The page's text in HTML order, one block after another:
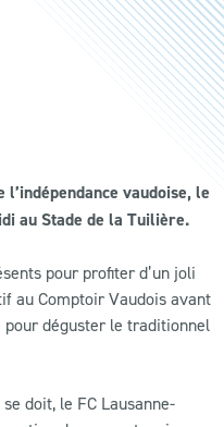
vaudoise, le
au Stade de la Tuilière.
pour profiter d’un joli
au Comptoir Vaudois avant
pour déguster le traditionnel
doit, le FC Lausanne-